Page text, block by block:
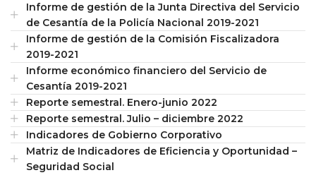
Informe de gestión de la Junta Directiva del Servicio
de Cesantía de la Policía Nacional 2019-2021
Informe de gestión de la Comisión Fiscalizadora
2019-2021
Informe económico financiero del Servicio de
Cesantía 2019-2021
Reporte semestral. Enero-junio 2022
Reporte semestral. Julio – diciembre 2022
Indicadores de Gobierno Corporativo
Matriz de Indicadores de Eficiencia y Oportunidad –
Seguridad Social